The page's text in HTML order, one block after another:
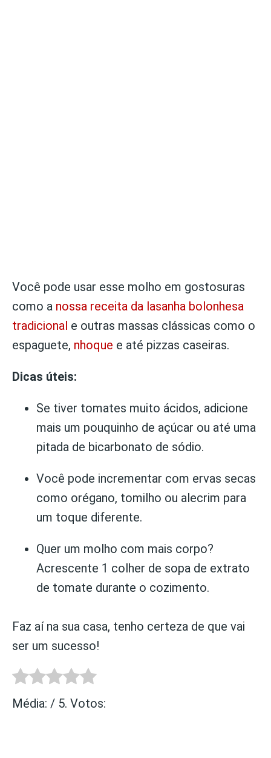
Você pode usar esse molho em gostosuras
como a nossa receita da lasanha bolonhesa
tradicional e outras massas clássicas como o
espaguete, nhoque e até pizzas caseiras.
Dicas úteis:
Se tiver tomates muito ácidos, adicione
mais um pouquinho de açúcar ou até uma
pitada de bicarbonato de sódio.
Você pode incrementar com ervas secas
como orégano, tomilho ou alecrim para
um toque diferente.
Quer um molho com mais corpo?
Acrescente 1 colher de sopa de extrato
de tomate durante o cozimento.
Faz aí na sua casa, tenho certeza de que vai
ser um sucesso!
Média: / 5. Votos: